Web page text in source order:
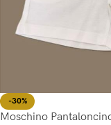
-30%
Moschino